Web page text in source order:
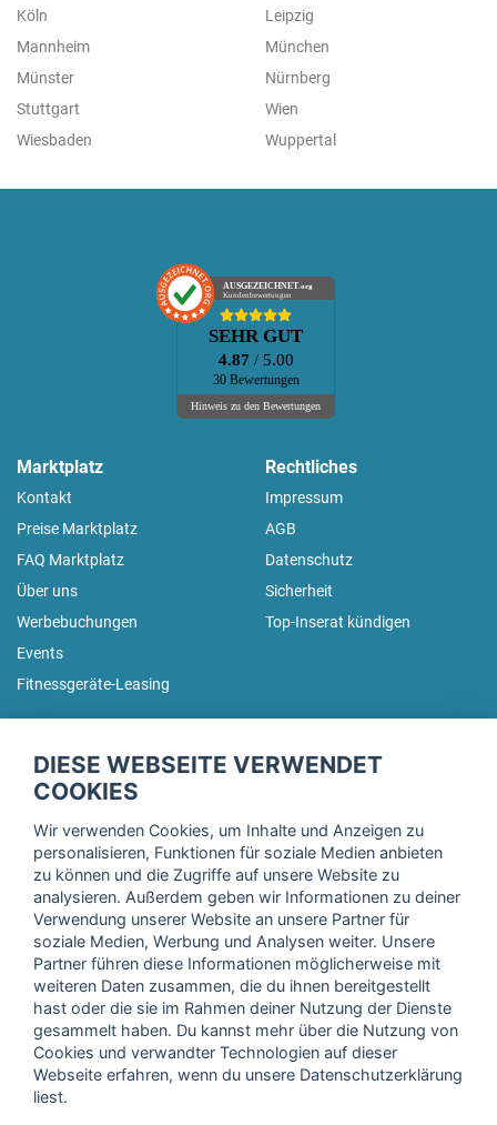
Köln
Leipzig
Mannheim
München
Münster
Nürnberg
Stuttgart
Wien
Wiesbaden
Wuppertal
AUSGEZEICHNET.org
Kundenbewertungen
SEHR GUT
4.87 / 5.00
30 Bewertungen
Hinweis zu den Bewertungen
Marktplatz
Kontakt
Preise Marktplatz
FAQ Marktplatz
Über uns
Werbebuchungen
Events
Fitnessgeräte-Leasing
Rechtliches
Impressum
AGB
Datenschutz
Sicherheit
Top-Inserat kündigen
Trage dich hier für unseren Newsletter ein und erhalte regelmäßig
Ich stimme der Verarbeitung meiner Daten, wie in der
Einwilligungserklärungder fitnessmarkt.de services GmbH
beschrieben, zu und bestätige, dass ich das 16. Lebensjahr
vollendet habe. Ich kann diese Einwilligung jederzeit mit
Wirkung für die Zukunft widerrufen. Weitere Informationen
finden Sie in unsererDatenschutzerklärung.
DIESE WEBSEITE VERWENDET
COOKIES
Wir verwenden Cookies, um Inhalte und Anzeigen zu
personalisieren, Funktionen für soziale Medien anbieten
zu können und die Zugriffe auf unsere Website zu
analysieren. Außerdem geben wir Informationen zu deiner
Verwendung unserer Website an unsere Partner für
soziale Medien, Werbung und Analysen weiter. Unsere
Partner führen diese Informationen möglicherweise mit
weiteren Daten zusammen, die du ihnen bereitgestellt
hast oder die sie im Rahmen deiner Nutzung der Dienste
gesammelt haben. Du kannst mehr über die Nutzung von
Cookies und verwandter Technologien auf dieser
Webseite erfahren, wenn du unsere Datenschutzerklärung
liest.